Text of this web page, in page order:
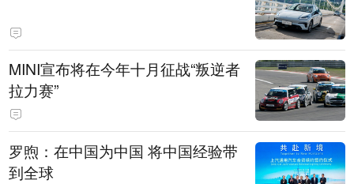
MINI宣布将在今年十月征战“叛逆者
拉力赛”
罗煦：在中国为中国 将中国经验带
到全球